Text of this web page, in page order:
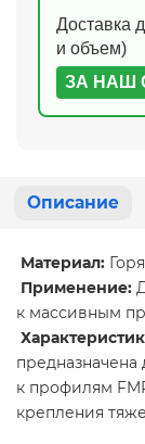
Доставка
и объем)
ЗА НАШ
Описание
Материал:
Применение:
к массивным
к профилям
крепления